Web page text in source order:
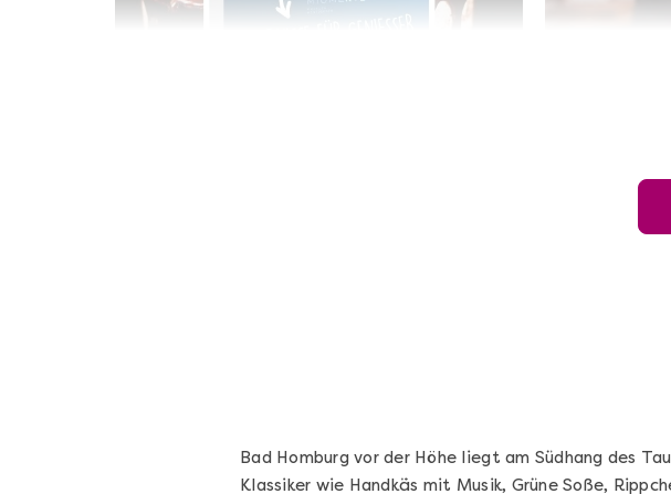
Online
perfekte
Bad Homburg vor der Höhe liegt am Südhang des
Klassiker wie Handkäs mit Musik, Grüne Soße,